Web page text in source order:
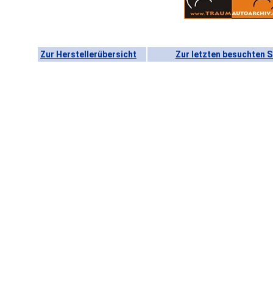
Zur Herstellerübersicht Zur letzten besuchten